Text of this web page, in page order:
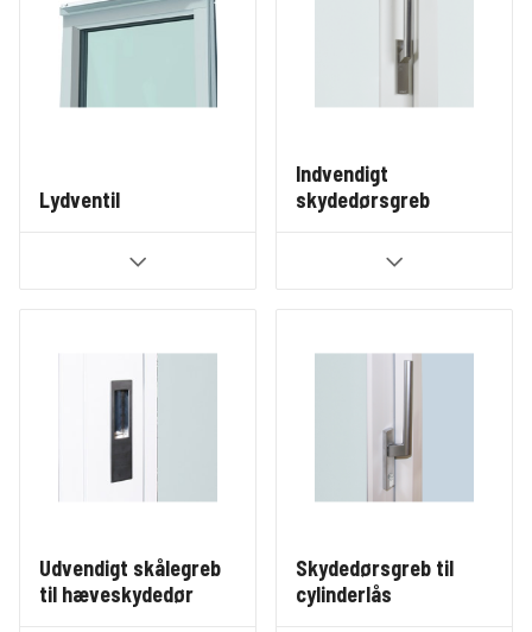
Lydventil
Indvendigt
skydedørsgreb
Udvendigt skålegreb
til hæveskydedør
Skydedørsgreb til
cylinderlås